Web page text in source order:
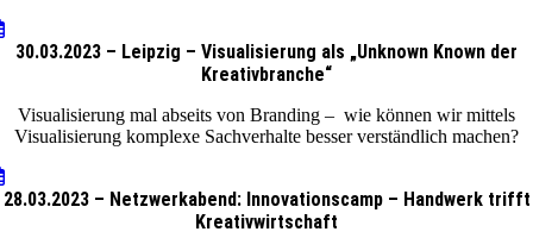
30.03.2023 – Leipzig – Visualisierung als „Unknown Known der
Kreativbranche“
Visualisierung mal abseits von Branding – wie können wir mittels
Visualisierung komplexe Sachverhalte besser verständlich machen?
28.03.2023 – Netzwerkabend: Innovationscamp – Handwerk trifft
Kreativwirtschaft